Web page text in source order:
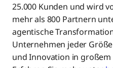
25.000 Kunden und wird
mehr als 800 Partnern
agentische
Unternehmen jeder
und Innovation in